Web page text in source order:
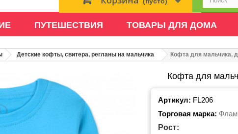
ПУТЕШЕСТВИЯ ТОВАРЫ ДЛЯ ДОМА
Детские кофты, свитера, регланы на мальчика Кофта для мальчика,
Кофта для
Артикул: FL206
Торговая марка:
Рост: